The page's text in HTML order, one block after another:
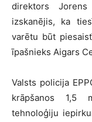
direktors
izskanējis, ka
varētu būt
īpašnieks Aigars
Valsts policija
krāpšanos 1,5
tehnoloģiju